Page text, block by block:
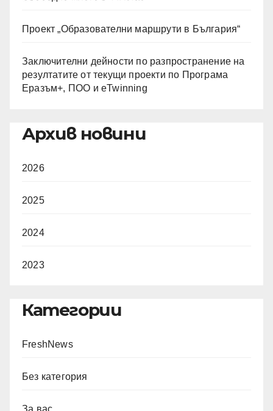
Проект „Образователни маршрути в България“
Заключителни дейности по разпространение на
резултатите от текущи проекти по Програма
Еразъм+, ПОО и eTwinning
Архив новини
2026
2025
2024
2023
Категории
FreshNews
Без категория